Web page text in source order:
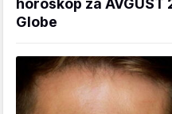
horoskop za
Globe